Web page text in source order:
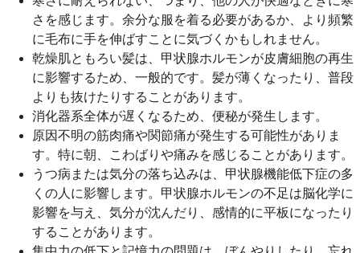
さを感じます。余分な服を着る必要があるか、より頻繁
に毛布に手を伸ばすことに気づくかもしれません。
乾燥肌ともろい髪は、甲状腺ホルモンが皮膚細胞の再生
に影響するため、一般的です。髪が薄くなったり、普段
よりも抜けたりすることがあります。
消化器系全体が遅くなるため、便秘が発生します。
原因不明の筋肉痛や関節痛が発生する可能性がありま
す。特に朝、こわばりや痛みを感​​じることがあります。
うつ病または気分の落ち込みは、甲状腺機能低下症の多
くの人に影響します。甲状腺ホルモンの不足は脳化学に
影響を与え、気分が沈んだり、感情的に平板になったり
することがあります。